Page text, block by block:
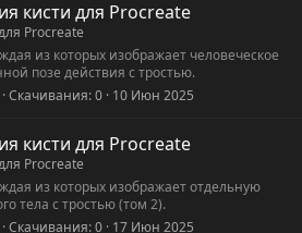
кисти для Procreate
Procreate
из которых изображает человеческое
позе действия с тростью.
0Скачивания 0 10 Июн 2025
кисти для Procreate
Procreate
из которых изображает отдельную
тела с тростью (том 2).
0Скачивания 0 17 Июн 2025